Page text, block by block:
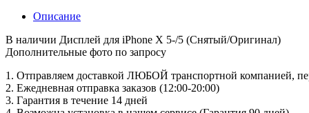
Описание
В наличии Дисплей для iPhone X 5-/5 (Снятый/Оригинал)
Дополнительные фото по запросу
1. Oтпpавляем доставкой ЛЮБОЙ транспортной компанией,
2. Ежедневная отправка заказов (12:00-20:00)
3. Гарантия в течение 14 дней